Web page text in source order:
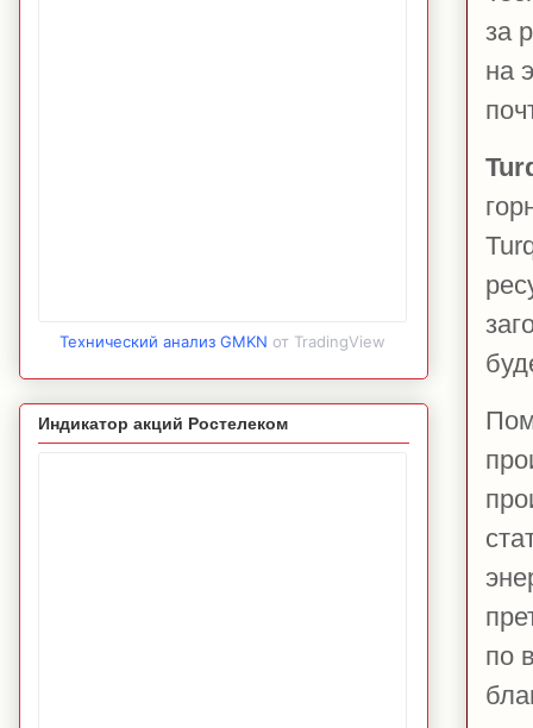
за
на
по
Технический анализ GMKN от TradingView
Индикатор акций Ростелеком